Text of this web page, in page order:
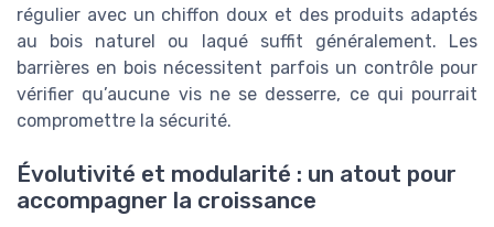
régulier avec un chiffon doux et des produits adaptés
au bois naturel ou laqué suffit généralement. Les
barrières en bois nécessitent parfois un contrôle pour
vérifier qu’aucune vis ne se desserre, ce qui pourrait
compromettre la sécurité.
Évolutivité et modularité : un atout pour
accompagner la croissance